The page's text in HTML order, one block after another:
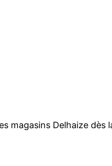
magasins Delhaize dès